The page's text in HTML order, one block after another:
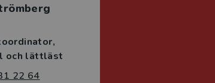
och lättläst
22 64